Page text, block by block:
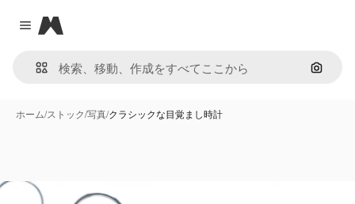
Close menu
Magnific
画像で
ホーム/ストック/写真/クラシックな目覚まし時計